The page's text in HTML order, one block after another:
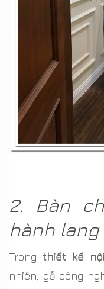
2. Bàn
hành lang
Trong thiết kế
nhiên, gỗ công